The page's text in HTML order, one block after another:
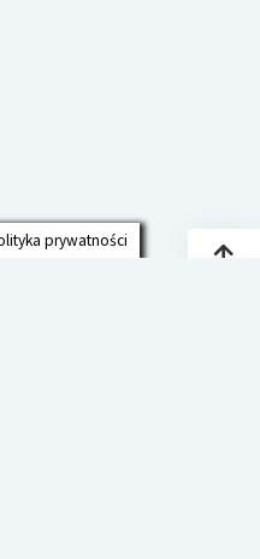
prywatności